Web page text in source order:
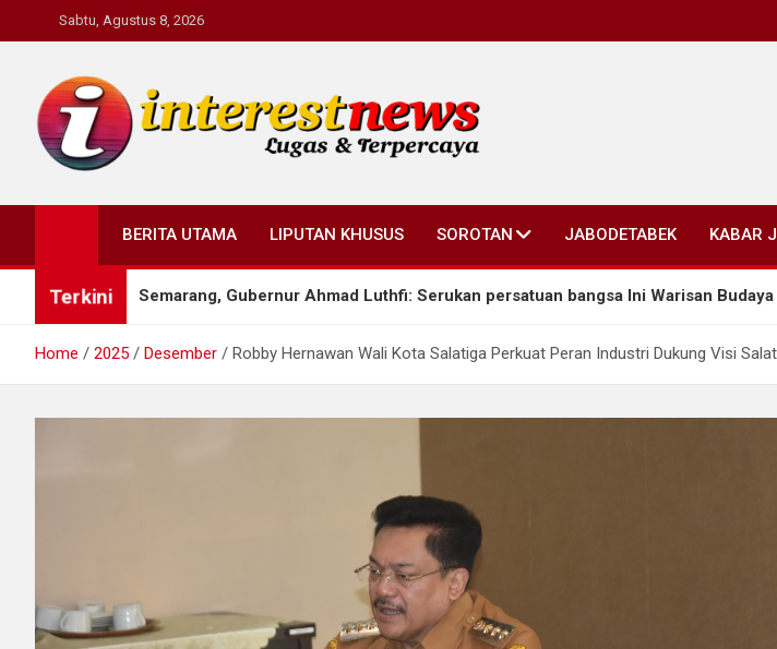
to
Sabtu, Agustus 8, 2026
Interestnews.or.id
BERITA UTAMA LIPUTAN KHUSUS SOROTAN JABODETABEK KABAR
Terkini
di Semarang, Gubernur Ahmad Luthfi: Serukan persatuan bangsa Ini Warisan Budaya dan Karakter
Home 2025 Desember Robby Hernawan Wali Kota Salatiga Perkuat Peran Industri Dukung Visi